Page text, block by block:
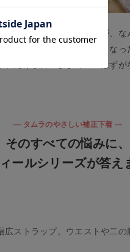
「若い頃と同じ補正下着が、
りの変化、汗をかきやすくな
だけが昔のままでいいはずが
― タムラのやさしい補正下着 ―
そのすべての悩みに、
ールシリーズが答え
広ストラップ。ウエストや二